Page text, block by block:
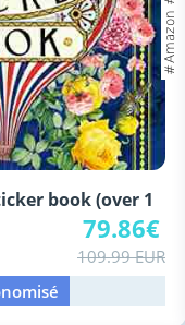
book (over 1
79.86€
109.99 EUR